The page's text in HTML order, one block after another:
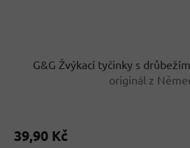
G&G Žvýkací tyčinky s
originál z
produktu
39,90 Kč